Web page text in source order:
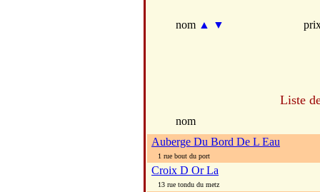
nom ▲ ▼
Liste
nom
Auberge Du Bord De L Eau
1 rue bout du port
Croix D Or La
13 rue tondu du metz